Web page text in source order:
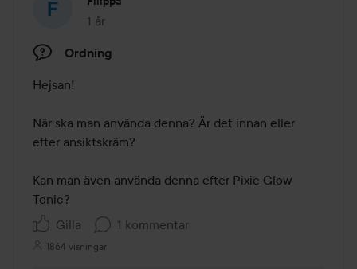
1 år
Inlägget skapades 1 år
Ordning
Hejsan!
När ska man använda denna? Är det innan eller
efter ansiktskräm?
Kan man även använda denna efter Pixie Glow
Tonic?
Gilla
1 kommentar
1864 visningar